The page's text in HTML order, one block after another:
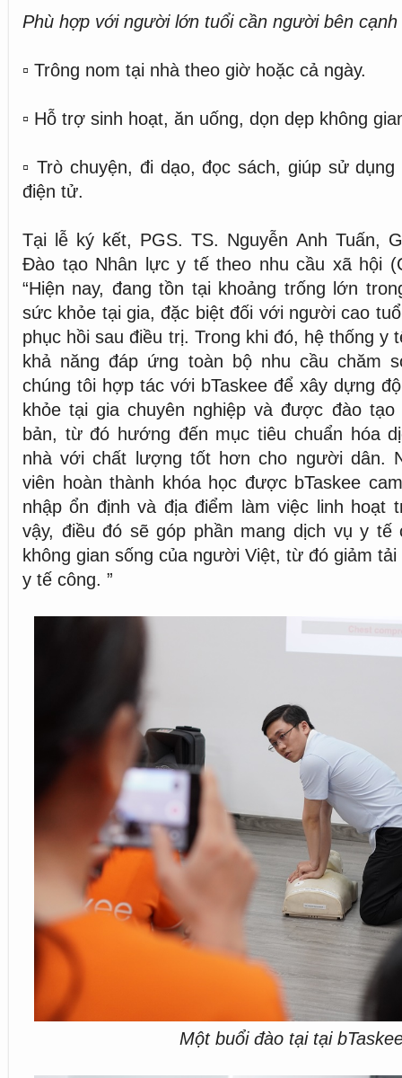
Phù hợp với người lớn tuổi cần người bên cạnh
▫️ Trông nom tại nhà theo giờ hoặc cả ngày.
▫️ Hỗ trợ sinh hoạt, ăn uống, dọn dẹp không
▫️ Trò chuyện, đi dạo, đọc sách, giúp sử
điện tử.
Tại lễ ký kết, PGS. TS. Nguyễn Anh Tuấn,
Đào tạo Nhân lực y tế theo nhu cầu xã hội
“Hiện nay, đang tồn tại khoảng trống lớn
sức khỏe tại gia, đặc biệt đối với người cao
phục hồi sau điều trị. Trong khi đó, hệ thống y
khả năng đáp ứng toàn bộ nhu cầu chăm
chúng tôi hợp tác với bTaskee để xây dựng
khỏe tại gia chuyên nghiệp và được đào
bản, từ đó hướng đến mục tiêu chuẩn hóa
nhà với chất lượng tốt hơn cho người dân.
viên hoàn thành khóa học được bTaskee
nhập ổn định và địa điểm làm việc linh hoạt
vậy, điều đó sẽ góp phần mang dịch vụ y tế
không gian sống của người Việt, từ đó giảm
y tế công. ”
Một buổi đào tại tại